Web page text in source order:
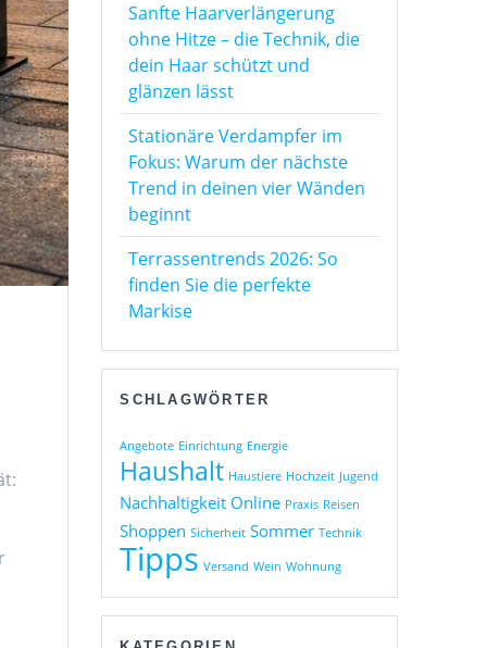
Sanfte Haarverlängerung
ohne Hitze – die Technik, die
dein Haar schützt und
glänzen lässt
Stationäre Verdampfer im
Fokus: Warum der nächste
Trend in deinen vier Wänden
beginnt
Terrassentrends 2026: So
finden Sie die perfekte
Markise
SCHLAGWÖRTER
Angebote Einrichtung Energie
Haushalt Haustiere Hochzeit Jugend
Nachhaltigkeit Online Praxis Reisen
Shoppen Sicherheit Sommer Technik
Tipps Versand Wein Wohnung